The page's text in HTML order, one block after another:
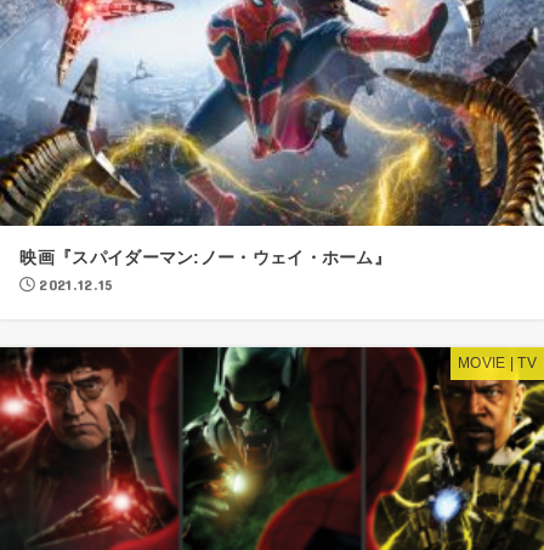
映画『スパイダーマン:ノー・ウェイ・ホーム』
2021.12.15
MOVIE | TV